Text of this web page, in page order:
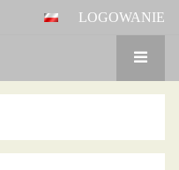
LOGOWANIE